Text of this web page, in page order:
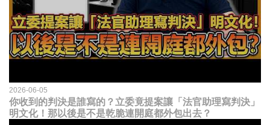
2026-06-05
你收到的判決是誰寫的？立委竟提案讓「法官助理寫判決」
明文化！那以後是不是乾脆連開庭都外包出去？